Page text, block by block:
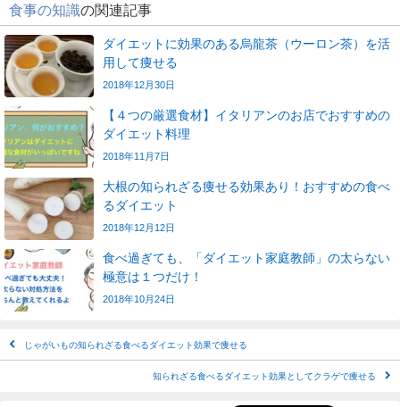
食事の知識の関連記事
ダイエットに効果のある烏龍茶（ウーロン茶）を活
用して痩せる
2018年12月30日
【４つの厳選食材】イタリアンのお店でおすすめの
ダイエット料理
2018年11月7日
大根の知られざる痩せる効果あり！おすすめの食べ
るダイエット
2018年12月12日
食べ過ぎても、「ダイエット家庭教師」の太らない
極意は１つだけ！
2018年10月24日
じゃがいもの知られざる食べるダイエット効果で痩せる
知られざる食べるダイエット効果としてクラゲで痩せる